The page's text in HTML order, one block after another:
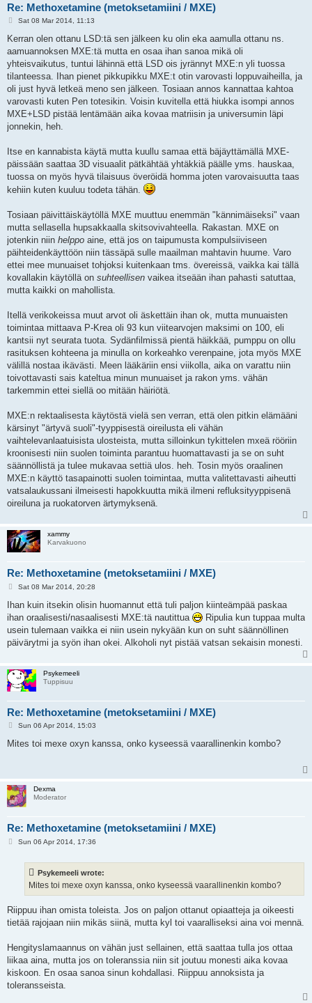
Re: Methoxetamine (metoksetamiini / MXE)
P
s
Sat 08 Mar 2014, 11:13
Kerran olen ottanu LSD:tä sen jälkeen ku olin eka aamulla ottanu ns.
aamuannoksen MXE:tä mutta en osaa ihan sanoa mikä oli
yhteisvaikutus, tuntui lähinnä että LSD ois jyrännyt MXE:n yli tuossa
tilanteessa. Ihan pienet pikkupikku MXE:t otin varovasti loppuvaiheilla, ja
oli just hyvä letkeä meno sen jälkeen. Tosiaan annos kannattaa kahtoa
varovasti kuten Pen totesikin. Voisin kuvitella että hiukka isompi annos
MXE+LSD pistää lentämään aika kovaa matriisin ja universumin läpi
jonnekin, heh.
Itse en kannabista käytä mutta kuullu samaa että bäjäyttämällä MXE-
päissään saattaa 3D visuaalit pätkähtää yhtäkkiä päälle yms. hauskaa,
tuossa on myös hyvä tilaisuus överöidä homma joten varovaisuutta taas
kehiin kuten kuuluu todeta tähän.
Tosiaan päivittäiskäytöllä MXE muuttuu enemmän "kännimäiseksi" vaan
mutta sellasella hupsakkaalla skitsovivahteella. Rakastan. MXE on
jotenkin niin helppo aine, että jos on taipumusta kompulsiiviseen
päihteidenkäyttöön niin tässäpä sulle maailman mahtavin huume. Varo
ettei mee munuaiset tohjoksi kuitenkaan tms. övereissä, vaikka kai tällä
kovallakin käytöllä on suhteellisen vaikea itseään ihan pahasti satuttaa,
mutta kaikki on mahollista.
Itellä verikokeissa muut arvot oli äskettäin ihan ok, mutta munuaisten
toimintaa mittaava P-Krea oli 93 kun viitearvojen maksimi on 100, eli
kantsii nyt seurata tuota. Sydänfilmissä pientä häikkää, pumppu on ollu
rasituksen kohteena ja minulla on korkeahko verenpaine, jota myös MXE
välillä nostaa ikävästi. Meen lääkäriin ensi viikolla, aika on varattu niin
toivottavasti sais kateltua minun munuaiset ja rakon yms. vähän
tarkemmin ettei siellä oo mitään häiriötä.
MXE:n rektaalisesta käytöstä vielä sen verran, että olen pitkin elämääni
kärsinyt "ärtyvä suoli"-tyyppisestä oireilusta eli vähän
vaihtelevanlaatuisista ulosteista, mutta silloinkun tykittelen mxeä rööriin
kroonisesti niin suolen toiminta parantuu huomattavasti ja se on suht
säännöllistä ja tulee mukavaa settiä ulos. heh. Tosin myös oraalinen
MXE:n käyttö tasapainotti suolen toimintaa, mutta valitettavasti aiheutti
vatsalaukussani ilmeisesti hapokkuutta mikä ilmeni refluksityyppisenä
oireiluna ja ruokatorven ärtymyksenä.
xammy
Karvakuono
Re: Methoxetamine (metoksetamiini / MXE)
P
s
Sat 08 Mar 2014, 20:28
Ihan kuin itsekin olisin huomannut että tuli paljon kiinteämpää paskaa
ihan oraalisesti/nasaalisesti MXE:tä nautittua
Ripulia kun tuppaa multa
usein tulemaan vaikka ei niin usein nykyään kun on suht säännöllinen
päivärytmi ja syön ihan okei. Alkoholi nyt pistää vatsan sekaisin monesti.
Psykemeeli
Tuppisuu
Re: Methoxetamine (metoksetamiini / MXE)
P
s
Sun 06 Apr 2014, 15:03
Mites toi mexe oxyn kanssa, onko kyseessä vaarallinenkin kombo?
Dexma
Moderator
Re: Methoxetamine (metoksetamiini / MXE)
PSun 06 Apr 2014, 17:36
Psykemeeli wrote:
Mites toi mexe oxyn kanssa, onko kyseessä vaarallinenkin kombo?
Riippuu ihan omista toleista. Jos on paljon ottanut opiaatteja ja oikeesti
tietää rajojaan niin mikäs siinä, mutta kyl toi vaaralliseksi aina voi mennä.
Hengityslamaannus on vähän just sellainen, että saattaa tulla jos ottaa
liikaa aina, mutta jos on toleranssia niin sit joutuu monesti aika kovaa
kiskoon. En osaa sanoa sinun kohdallasi. Riippuu annoksista ja
toleransseista.